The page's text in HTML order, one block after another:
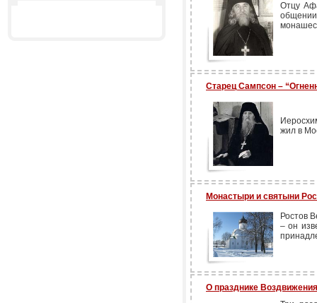
Отцу
Старец Сампсон –
жил в
Монастыри и святыни
Ростов
– он
О празднике